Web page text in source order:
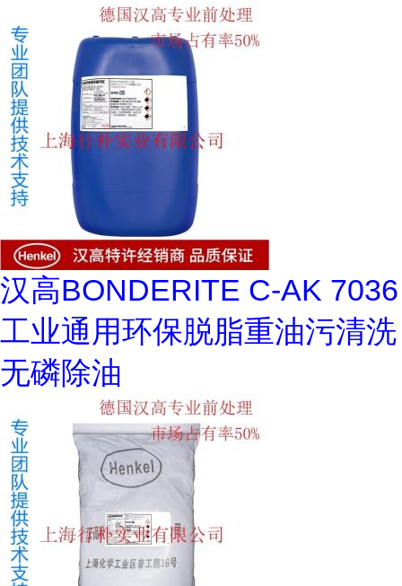
汉高BONDERITE C-AK 7036
工业通用环保脱脂重油污清洗
无磷除油